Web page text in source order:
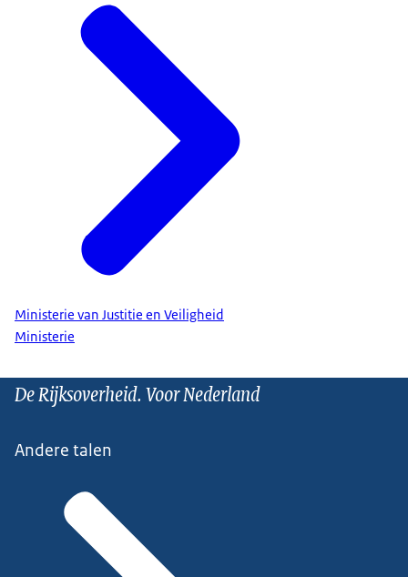
Ministerie van Justitie en Veiligheid
Ministerie
De Rijksoverheid. Voor Nederland
Andere talen